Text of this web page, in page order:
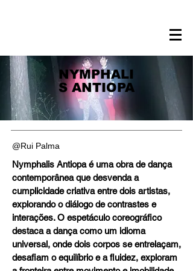
NYMPHALI
S ANTIOPA
@Rui Palma
Nymphalis Antiopa é uma obra de dança
contemporânea que desvenda a
cumplicidade criativa entre dois artistas,
explorando o diálogo de contrastes e
interações. O espetáculo coreográfico
destaca a dança como um idioma
universal, onde dois corpos se entrelaçam,
desafiam o equilíbrio e a fluidez, exploram